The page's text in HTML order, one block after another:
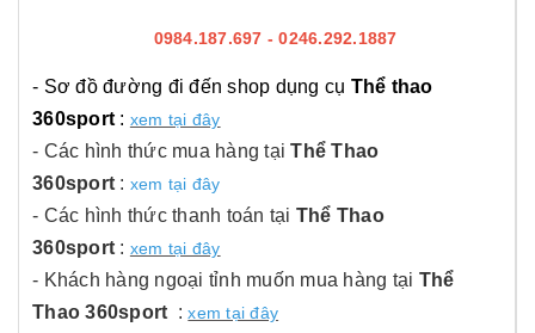
0984.187.697 - 0246.292.1887
- Sơ đồ đường đi đến shop dụng cụ Thể thao
360sport : xem tại đây
- Các hình thức mua hàng tạiThể Thao
360sport : xem tại đây
- Các hình thức thanh toán tại Thể Thao
360sport : xem tại đây
- Khách hàng ngoại tỉnh muốn mua hàng tại Thể
Thao 360sport :xem tại đây